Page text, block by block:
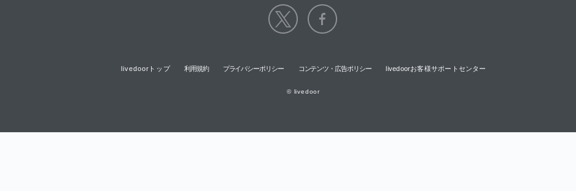
livedoorトップ 利用規約 プライバシーポリシー コンテンツ・広告ポリシー livedoorお客様サポートセンター
© livedoor